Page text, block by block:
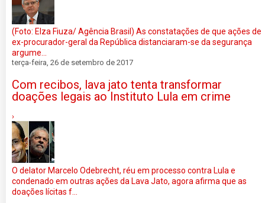
(Foto: Elza Fiuza/ Agência Brasil) As constatações de que ações de
ex-procurador-geral da República distanciaram-se da segurança
argume...
terça-feira, 26 de setembro de 2017
Com recibos, lava jato tenta transformar
doações legais ao Instituto Lula em crime
›
O delator Marcelo Odebrecht, réu em processo contra Lula e
condenado em outras ações da Lava Jato, agora afirma que as
doações lícitas f...